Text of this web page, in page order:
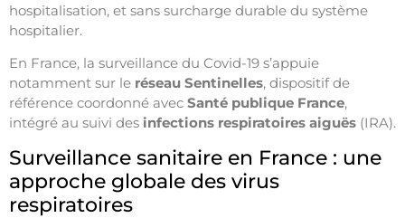
hospitalisation, et sans surcharge durable du système
hospitalier.
En France, la surveillance du Covid-19 s’appuie
notamment sur le réseau Sentinelles, dispositif de
référence coordonné avec Santé publique France,
intégré au suivi des infections respiratoires aiguës (IRA).
Surveillance sanitaire en France : une
approche globale des virus
respiratoires